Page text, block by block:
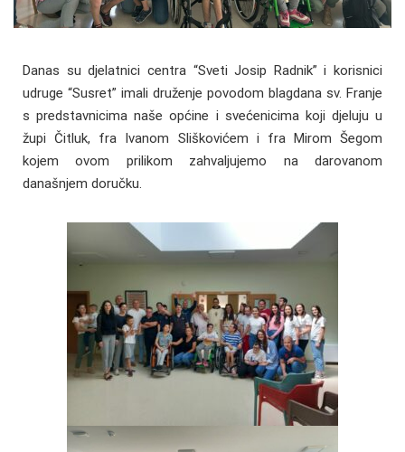
Danas su djelatnici centra “Sveti Josip Radnik” i korisnici
udruge “Susret” imali druženje povodom blagdana sv. Franje
s predstavnicima naše općine i svećenicima koji djeluju u
župi Čitluk, fra Ivanom Sliškovićem i fra Mirom Šegom
kojem ovom prilikom zahvaljujemo na darovanom
današnjem doručku.